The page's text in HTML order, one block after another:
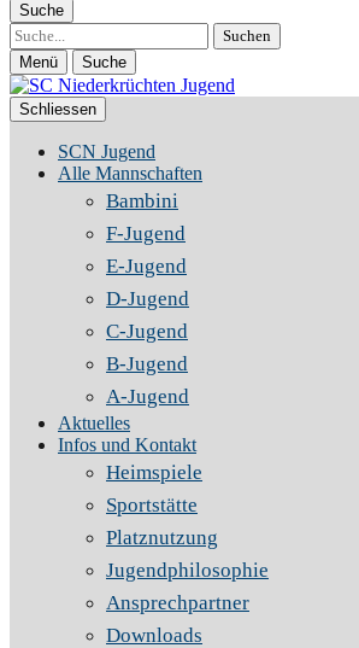
Suche
Suche
Menü Suche
Schliessen
SCN Jugend
Alle Mannschaften
Bambini
F-Jugend
E-Jugend
D-Jugend
C-Jugend
B-Jugend
A-Jugend
Aktuelles
Infos und Kontakt
Heimspiele
Sportstätte
Platznutzung
Jugendphilosophie
Ansprechpartner
Downloads